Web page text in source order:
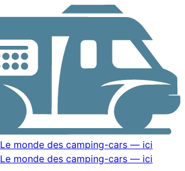
Le monde des camping-cars — ici
Le monde des camping-cars — ici